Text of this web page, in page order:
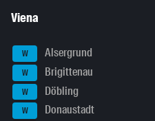
Viena
W Alsergrund
W Brigittenau
W Döbling
W Donaustadt